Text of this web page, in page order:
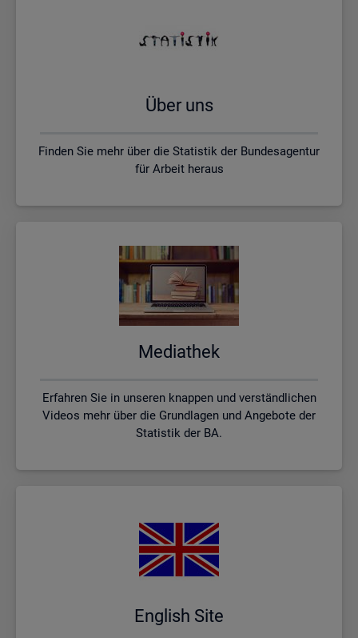
Über uns
Finden Sie mehr über die Statistik der Bundesagentur
für Arbeit heraus
Me­dia­thek
Erfahren Sie in unseren knappen und verständlichen
Videos mehr über die Grundlagen und Angebote der
Statistik der BA.
English Site